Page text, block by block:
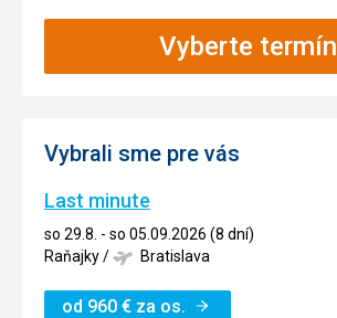
Vyberte termín
Vybrali sme pre vás
Last minute
so 29.8. - so 05.09.2026 (8 dní)
Raňajky/ Bratislava
od 960 € za os.